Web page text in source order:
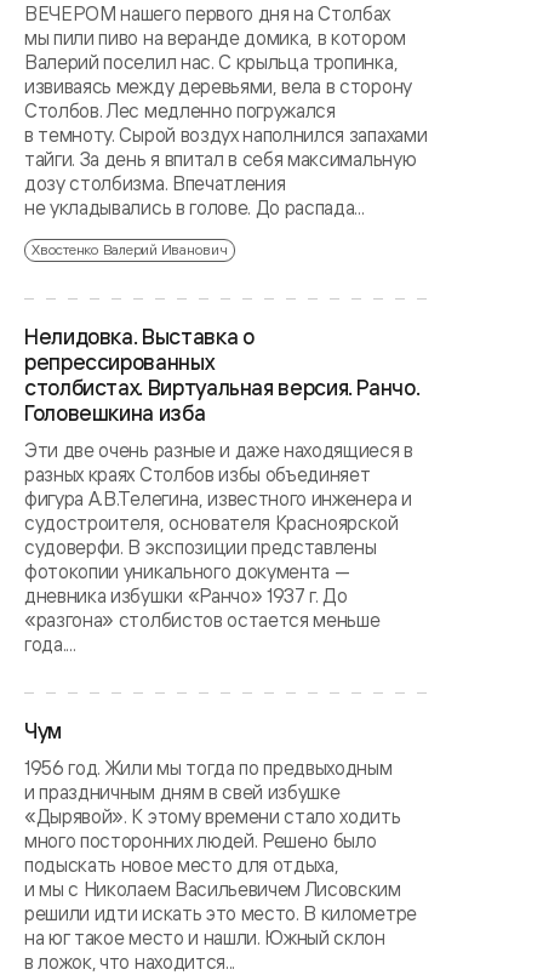
ВЕЧЕРОМ нашего первого дня на Столбах
мы пили пиво на веранде домика, в котором
Валерий поселил нас. С крыльца тропинка,
извиваясь между деревьями, вела в сторону
Столбов. Лес медленно погружался
в темноту. Сырой воздух наполнился запахами
тайги. За день я впитал в себя максимальную
дозу столбизма. Впечатления
не укладывались в голове. До распада...
Хвостенко Валерий Иванович
Нелидовка. Выставка о
репрессированных
столбистах. Виртуальная версия. Ранчо.
Головешкина изба
Эти две очень разные и даже находящиеся в
разных краях Столбов избы объединяет
фигура А.В.Телегина, известного инженера и
судостроителя, основателя Красноярской
судоверфи. В экспозиции представлены
фотокопии уникального документа —
дневника избушки «Ранчо» 1937 г. До
«разгона» столбистов остается меньше
года....
Чум
1956 год. Жили мы тогда по предвыходным
и праздничным дням в свей избушке
«Дырявой». К этому времени стало ходить
много посторонних людей. Решено было
подыскать новое место для отдыха,
и мы с Николаем Васильевичем Лисовским
решили идти искать это место. В километре
на юг такое место и нашли. Южный склон
в ложок, что находится...